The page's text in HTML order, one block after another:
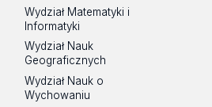
Wydział Matematyki i
Informatyki
Wydział Nauk
Geograficznych
Wydział Nauk o
Wychowaniu